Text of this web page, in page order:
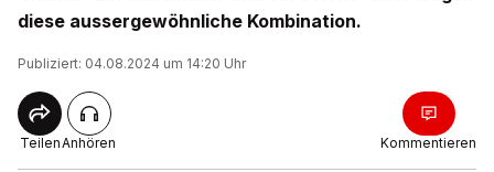
diese aussergewöhnliche Kombination.
Publiziert: 04.08.2024 um 14:20 Uhr
TeilenAnhören Kommentieren